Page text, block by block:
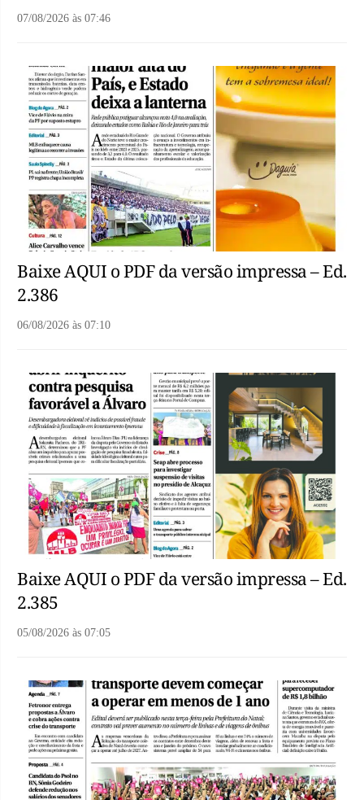
07/08/2026 às 07:46
Baixe AQUI o PDF da versão impressa – Ed.
2.386
06/08/2026 às 07:10
Baixe AQUI o PDF da versão impressa – Ed.
2.385
05/08/2026 às 07:05